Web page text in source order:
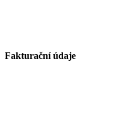
Fakturační údaje